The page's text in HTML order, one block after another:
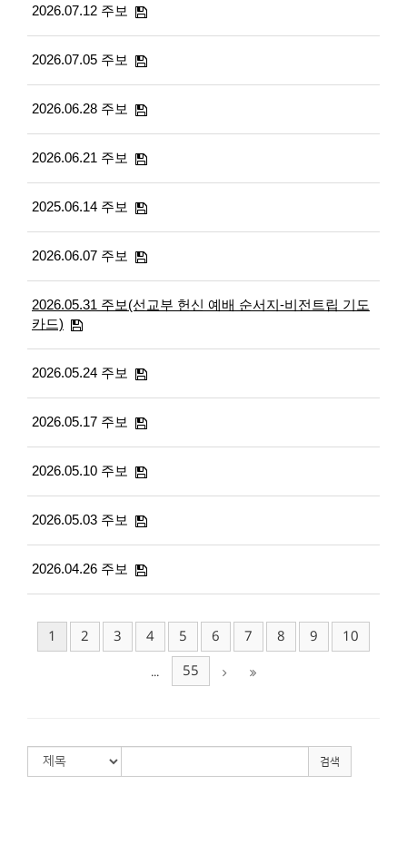
2026.07.12 주보
2026.07.05 주보
2026.06.28 주보
2026.06.21 주보
2025.06.14 주보
2026.06.07 주보
2026.05.31 주보(선교부 헌신 예배 순서지-비전트립 기도
카드)
2026.05.24 주보
2026.05.17 주보
2026.05.10 주보
2026.05.03 주보
2026.04.26 주보
1 2 3 4 5 6 7 8 9 10
... 55
검색